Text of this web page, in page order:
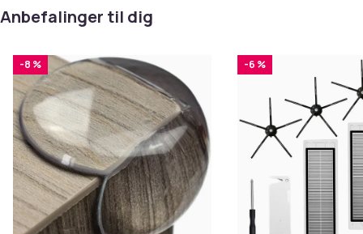
Anbefalinger til dig
-8 % -6 %